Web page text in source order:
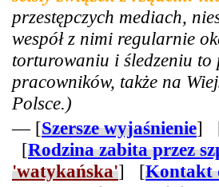
przestępczych mediach,
wespół z nimi regularnie
torturowaniu i śledzeniu to
pracowników, także na
Polsce.)
— [Szersze wyjaśnienie]
[Rodzina zabita przez
'watykańska'] [Kontakt